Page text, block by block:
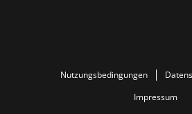
Nutzungsbedingungen
Impressum